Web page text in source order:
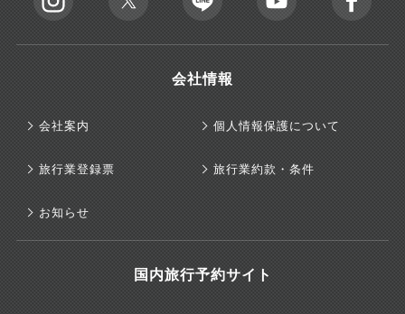
会社情報
会社案内 個人情報保護について
旅行業登録票 旅行業約款・条件
お知らせ
国内旅行予約サイト